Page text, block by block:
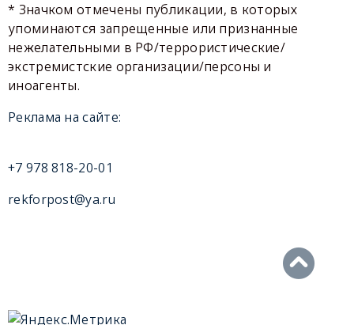
* Значком отмечены публикации, в которых
упоминаются запрещенные или признанные
нежелательными в РФ/террористические/
экстремистские организации/персоны и
иноагенты.
Реклама на сайте:
+7 978 818-20-01
rekforpost@ya.ru